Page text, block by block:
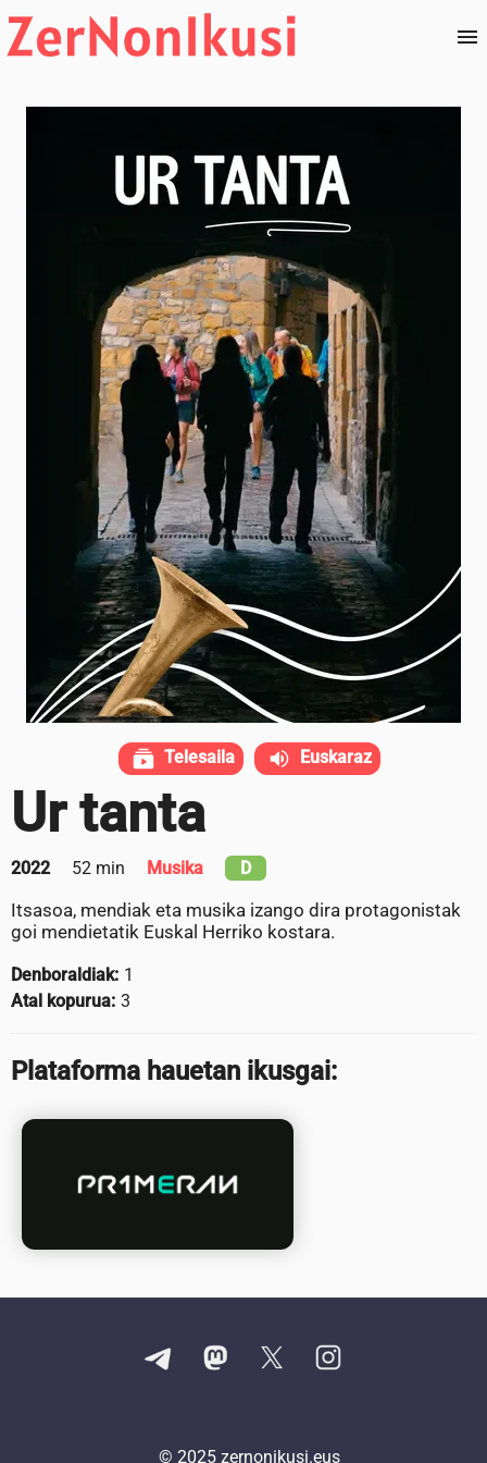
Ur tanta
2022 52 min Musika D
Itsasoa, mendiak eta musika izango dira protagonistak
goi mendietatik Euskal Herriko kostara.
Denboraldiak: 1
Atal kopurua: 3
Plataforma hauetan ikusgai:
Telesaila Euskaraz
© 2025 zernonikusi.eus